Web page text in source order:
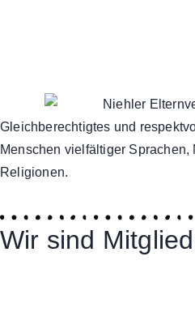
Gleichberechtigtes und
Menschen vielfältiger Sprachen,
Religionen.
Wir sind